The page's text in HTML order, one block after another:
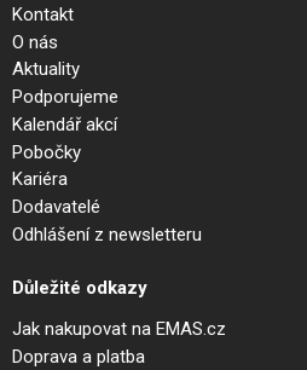
Kontakt
O nás
Aktuality
Podporujeme
Kalendář akcí
Pobočky
Kariéra
Dodavatelé
Odhlášení z newsletteru
Důležité odkazy
Jak nakupovat na EMAS.cz
Doprava a platba